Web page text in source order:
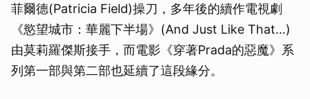
菲爾德(Patricia Field)操刀，多年後的續作電視劇
《慾望城市：華麗下半場》(And Just Like That…)
由莫莉羅傑斯接手，而電影《穿著Prada的惡魔》系
列第一部與第二部也延續了這段緣分。